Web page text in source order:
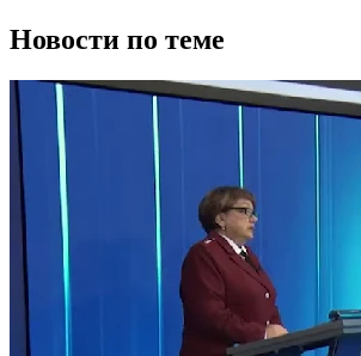
Новости по теме